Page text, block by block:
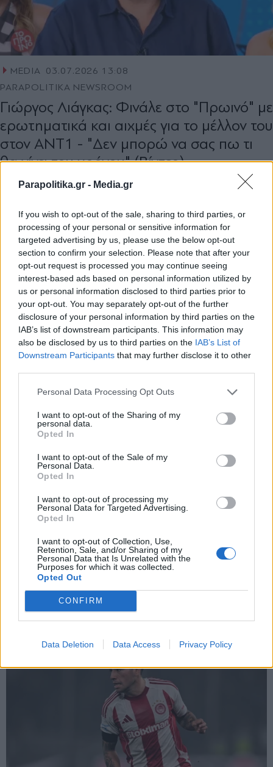
Parapolitika.gr - Media.gr
If you wish to opt-out of the sale, sharing to third parties, or
processing of your personal or sensitive information for
targeted advertising by us, please use the below opt-out
section to confirm your selection. Please note that after your
opt-out request is processed you may continue seeing
interest-based ads based on personal information utilized by
us or personal information disclosed to third parties prior to
your opt-out. You may separately opt-out of the further
disclosure of your personal information by third parties on the
IAB’s list of downstream participants. This information may
also be disclosed by us to third parties on the IAB’s List of
Downstream Participants that may further disclose it to other
Personal Data Processing Opt Outs
I want to opt-out of the Sharing of my
personal data.
Opted In
I want to opt-out of the Sale of my
Personal Data.
Opted In
I want to opt-out of processing my
Personal Data for Targeted Advertising.
Opted In
I want to opt-out of Collection, Use,
Retention, Sale, and/or Sharing of my
Personal Data that Is Unrelated with the
Purposes for which it was collected.
Opted Out
CONFIRM
Data Deletion Data Access Privacy Policy
MEDIA 03.07.2026 13:08
PARAPOLITIKA NEWSROOM
Γιώργος Λιάγκας: Φινάλε στο "Πρωινό" με
ερωτηματικά και αιχμές για το μέλλον του
στον ΑΝΤ1 - "Δεν μπορώ να σας πω τι
θα γίνει του χρόνου" (Βίντεο)
Εγγραφή στο newsletter
Αποδέχομαι τους
και την πολιτική απορρήτου
X